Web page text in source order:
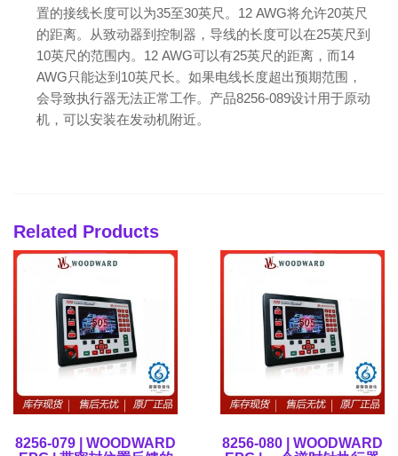
置的接线长度可以为35至30英尺。12 AWG将允许20英尺
的距离。从致动器到控制器，导线的长度可以在25英尺到
10英尺的范围内。12 AWG可以有25英尺的距离，而14
AWG只能达到10英尺长。如果电线长度超出预期范围，
会导致执行器无法正常工作。产品8256-089设计用于原动
机，可以安装在发动机附近。
Related Products
8256-079 | WOODWARD
8256-080 | WOODWARD